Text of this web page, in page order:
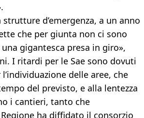
d’emergenza, a un anno
che per giunta non ci sono
gigantesca presa in giro»,
I ritardi per le Sae sono dovuti
delle aree, che
del previsto, e alla lentezza
i cantieri, tanto che
ha diffidato il consorzio